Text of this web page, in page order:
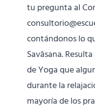
tu pregunta al
contándonos lo
Savâsana.
de Yoga que
durante la
mayoría de los